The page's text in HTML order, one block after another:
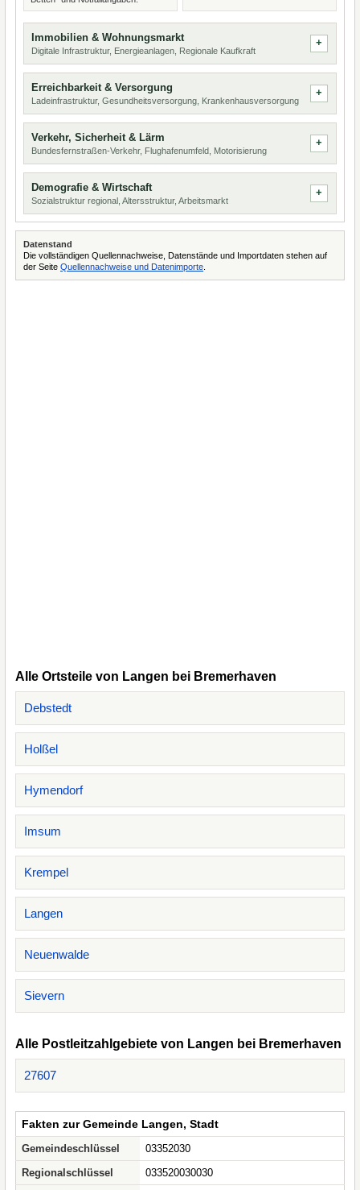
Immobilien & Wohnungsmarkt
Digitale Infrastruktur, Energieanlagen, Regionale Kaufkraft
Erreichbarkeit & Versorgung
Ladeinfrastruktur, Gesundheitsversorgung, Krankenhausversorgung
Verkehr, Sicherheit & Lärm
Bundesfernstraßen-Verkehr, Flughafenumfeld, Motorisierung
Demografie & Wirtschaft
Sozialstruktur regional, Altersstruktur, Arbeitsmarkt
Datenstand
Die vollständigen Quellennachweise, Datenstände und Importdaten stehen auf
der Seite Quellennachweise und Datenimporte
Alle Ortsteile von Langen bei Bremerhaven
Debstedt
Holßel
Hymendorf
Imsum
Krempel
Langen
Neuenwalde
Sievern
Alle Postleitzahlgebiete von Langen bei Bremerhaven
27607
Fakten zur Gemeinde Langen, Stadt
Gemeindeschlüssel
03352030
Regionalschlüssel
033520030030